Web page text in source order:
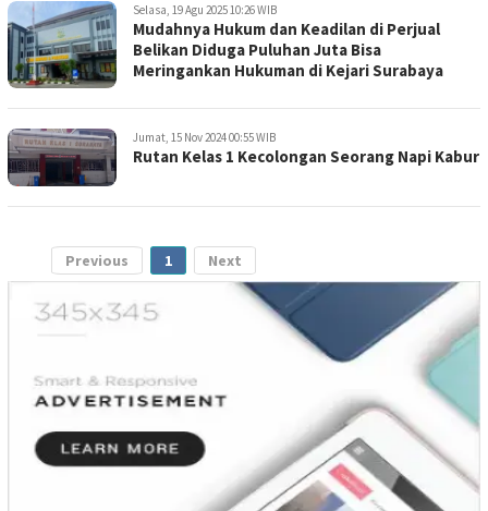
Selasa, 19 Agu 2025 10:26 WIB
Mudahnya Hukum dan Keadilan di Perjual
Belikan Diduga Puluhan Juta Bisa
Meringankan Hukuman di Kejari Surabaya
Jumat, 15 Nov 2024 00:55 WIB
Rutan Kelas 1 Kecolongan Seorang Napi Kabur
Previous 1 Next